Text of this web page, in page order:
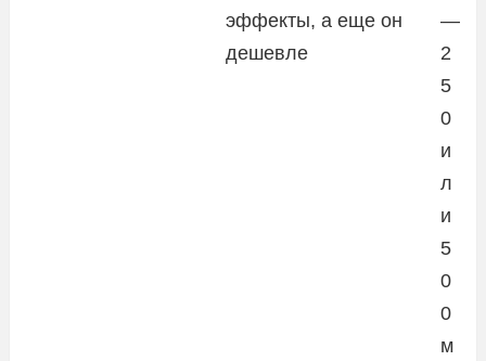
эффекты, а еще он
дешевле
—
2
5
0
и
л
и
5
0
0
м